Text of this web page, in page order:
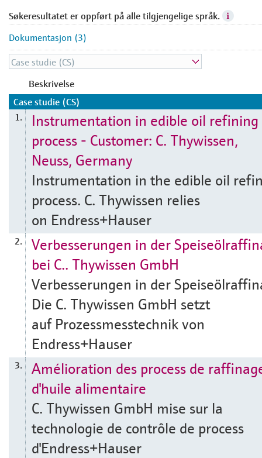
Søkeresultatet er oppført på alle tilgjengelige språk.
Dokumentasjon (3)
Beskrivelse
Case studie (CS)
1.
Instrumentation in edible oil refining
process - Customer: C. Thywissen,
Neuss, Germany
Instrumentation in the edible oil
process. C. Thywissen relies
on Endress+Hauser
2.
Verbesserungen in der
bei C.. Thywissen GmbH
Verbesserungen in der
Die C. Thywissen GmbH setzt
auf Prozessmesstechnik von
Endress+Hauser
3.
Amélioration des process de
d'huile alimentaire
C. Thywissen GmbH mise sur la
technologie de contrôle de process
d'Endress+Hauser